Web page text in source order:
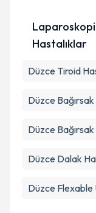
Hastalıklar
Düzce Tiroid
Düzce Bağırsak
Düzce Bağırsak
Düzce Dalak
Düzce